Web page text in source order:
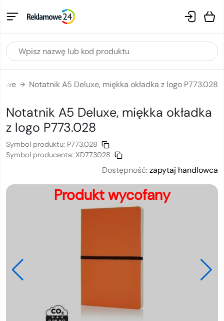
→ Notatnik A5 Deluxe, miękka okładka z logo P773.028
Notatnik A5 Deluxe, miękka okładka
z logo P773.028
Symbol produktu: P773.028
Symbol producenta: XD773028
Dostępność:zapytaj handlowca
Produkt wycofany